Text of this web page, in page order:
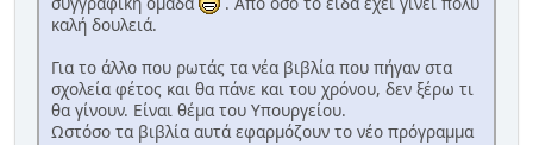
καλή δουλειά.
Για το άλλο που ρωτάς τα νέα βιβλία που πήγαν στα
σχολεία φέτος και θα πάνε και του χρόνου, δεν ξέρω τι
θα γίνουν. Είναι θέμα του Υπουργείου.
Ωστόσο τα βιβλία αυτά εφαρμόζουν το νέο πρόγραμμα